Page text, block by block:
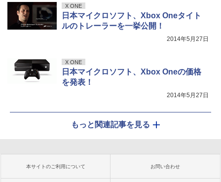
X ONE
日本マイクロソフト、Xbox Oneタイト
ルのトレーラーを一挙公開！
2014年5月27日
X ONE
日本マイクロソフト、Xbox Oneの価格
を発表！
2014年5月27日
もっと関連記事を見る
本サイトのご利用について お問い合わせ